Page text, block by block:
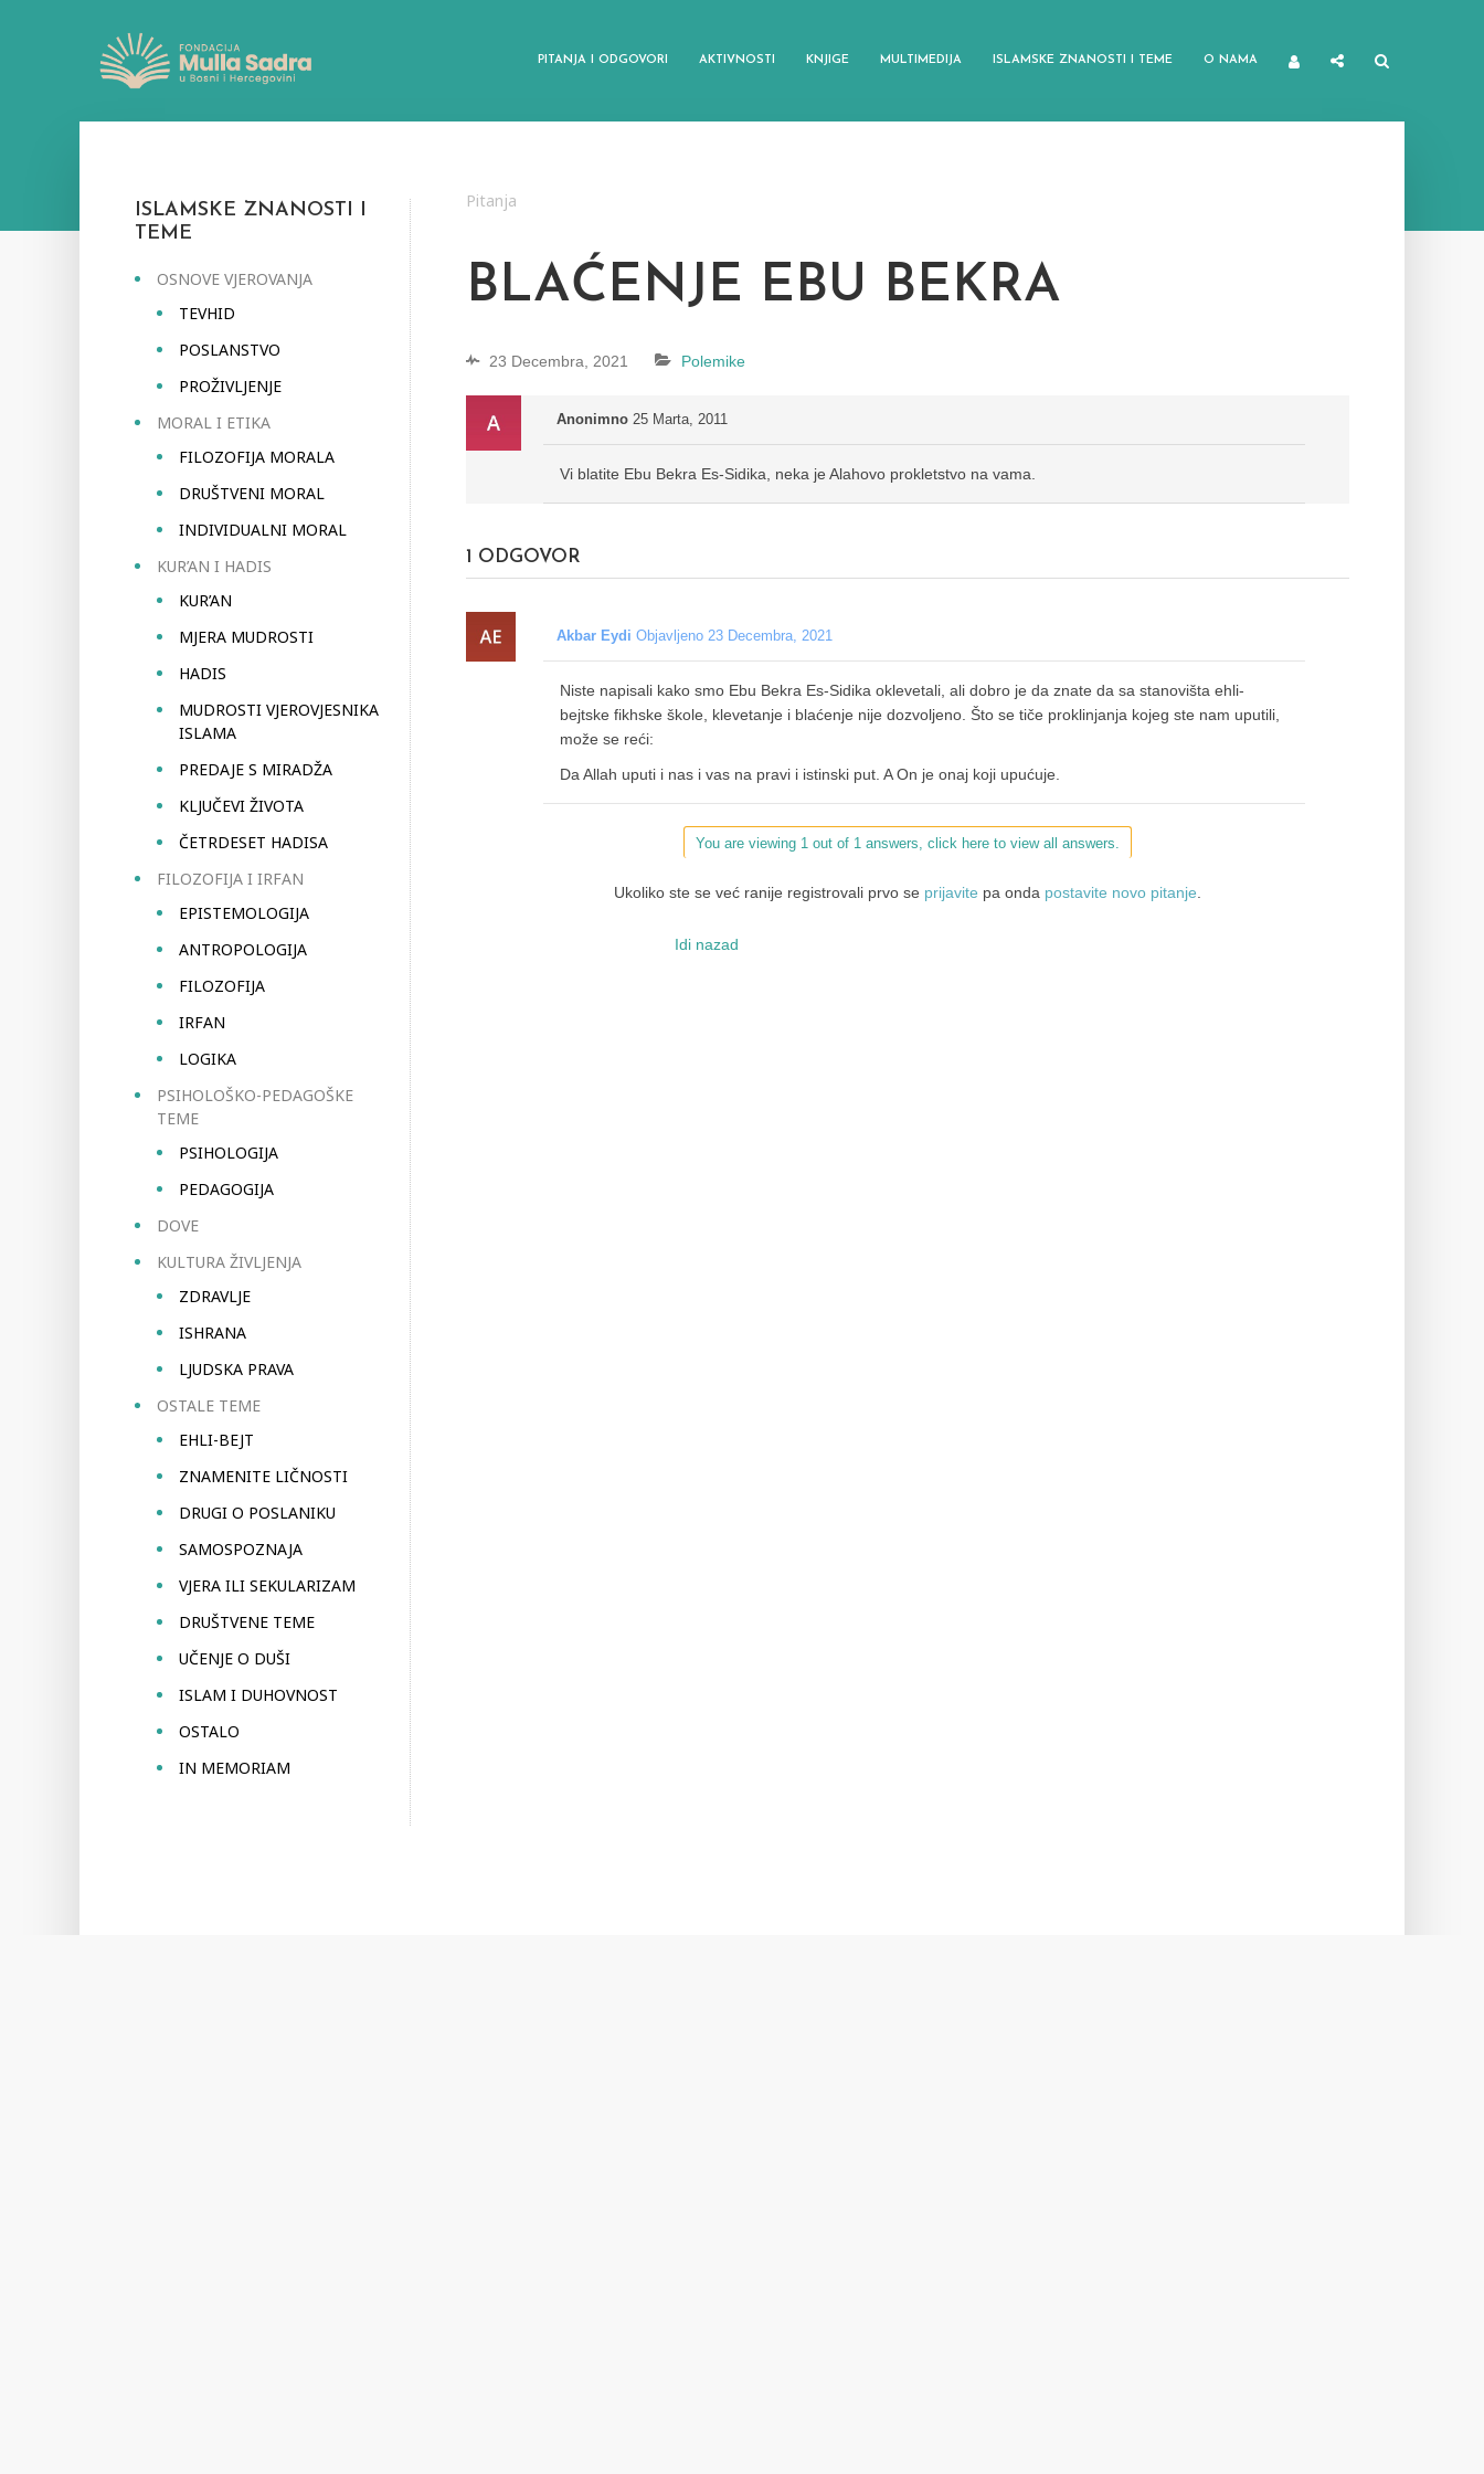
PITANJA I ODGOVORI AKTIVNOSTI KNJIGE MULTIMEDIJA ISLAMSKE ZNANOSTI I TEME O NAMA
ISLAMSKE ZNANOSTI I
TEME
OSNOVE VJEROVANJA
TEVHID
POSLANSTVO
PROŽIVLJENJE
MORAL I ETIKA
FILOZOFIJA MORALA
DRUŠTVENI MORAL
INDIVIDUALNI MORAL
KUR’AN I HADIS
KUR’AN
MJERA MUDROSTI
HADIS
MUDROSTI VJEROVJESNIKA
ISLAMA
PREDAJE S MIRADŽA
KLJUČEVI ŽIVOTA
ČETRDESET HADISA
FILOZOFIJA I IRFAN
EPISTEMOLOGIJA
ANTROPOLOGIJA
FILOZOFIJA
IRFAN
LOGIKA
PSIHOLOŠKO-PEDAGOŠKE
TEME
PSIHOLOGIJA
PEDAGOGIJA
DOVE
KULTURA ŽIVLJENJA
ZDRAVLJE
ISHRANA
LJUDSKA PRAVA
OSTALE TEME
EHLI-BEJT
ZNAMENITE LIČNOSTI
DRUGI O POSLANIKU
SAMOSPOZNAJA
VJERA ILI SEKULARIZAM
DRUŠTVENE TEME
UČENJE O DUŠI
ISLAM I DUHOVNOST
OSTALO
IN MEMORIAM
Pitanja
BLAĆENJE EBU BEKRA
23 Decembra, 2021 Polemike
Anonimno 25 Marta, 2011
Vi blatite Ebu Bekra Es-Sidika, neka je Alahovo prokletstvo na vama.
1 ODGOVOR
Akbar Eydi Objavljeno 23 Decembra, 2021
Niste napisali kako smo Ebu Bekra Es-Sidika oklevetali, ali dobro je da znate da sa stanovišta ehli-
bejtske fikhske škole, klevetanje i blaćenje nije dozvoljeno. Što se tiče proklinjanja kojeg ste nam uputili,
može se reći:
Da Allah uputi i nas i vas na pravi i istinski put. A On je onaj koji upućuje.
You are viewing 1 out of 1 answers, click here to view all answers.
Ukoliko ste se već ranije registrovali prvo se prijavite pa onda postavite novo pitanje.
Idi nazad